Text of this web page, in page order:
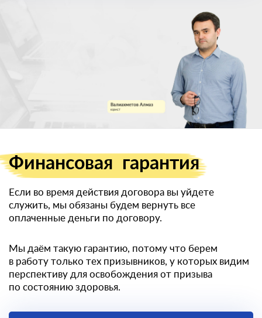
Единственный
законный способ
получить
Финансовая гарантия
Если во время действия договора вы уйдете
служить, мы обязаны будем вернуть все
оплаченные деньги по договору.
Мы даём такую гарантию, потому что берем
в работу только тех призывников, у которых видим
перспективу для освобождения от призыва
по состоянию здоровья.